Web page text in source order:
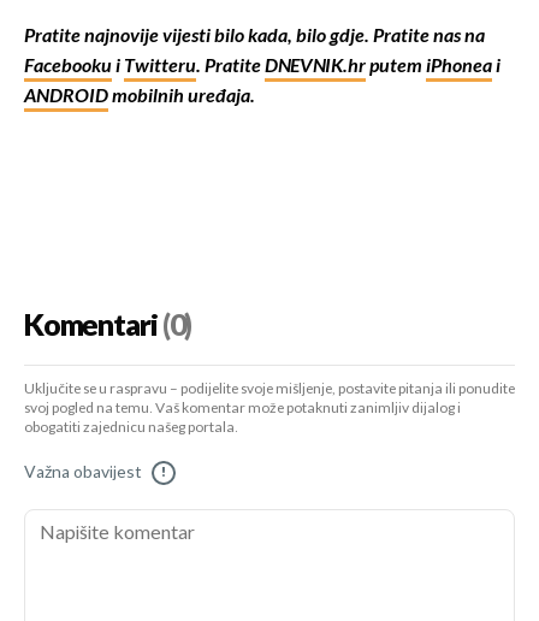
Pratite najnovije vijesti bilo kada, bilo gdje. Pratite nas na
Facebookui Twitteru. PratiteDNEVNIK.hrputem iPhoneai
ANDROIDmobilnih uređaja.
Komentari(0)
Uključite se u raspravu – podijelite svoje mišljenje, postavite pitanja ili ponudite
svoj pogled na temu. Vaš komentar može potaknuti zanimljiv dijalog i
obogatiti zajednicu našeg portala.
Važna obavijest !